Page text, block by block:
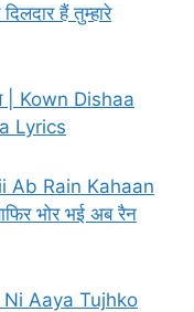
हैं तुम्हारे
| Kown Dishaa
Lyrics
Ab Rain Kahaan
भोर भई अब रैन
Aaya Tujhko